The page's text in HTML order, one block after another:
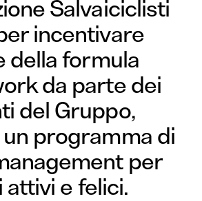
Salvaiciclisti
incentivare
della formula
da parte dei
del Gruppo,
programma di
per
e felici.